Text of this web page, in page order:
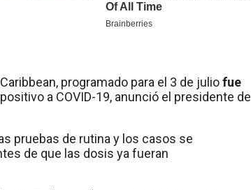
programado para el 3 de juliofue
a COVID-19, anunció el presidente de
pruebas de rutina y los casos se
de que las dosis ya fueran